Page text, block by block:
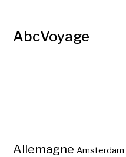
AbcVoyage
Allemagne Amsterdam